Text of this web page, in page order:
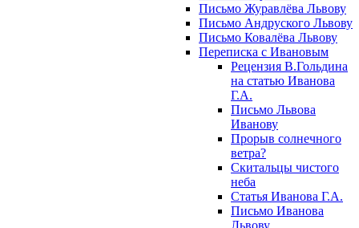
Письмо Журавлёва Львову
Письмо Андруского Львову
Письмо Ковалёва Львову
Переписка с Ивановым
Рецензия В.Гольдина
на статью Иванова
Г.А.
Письмо Львова
Иванову
Прорыв солнечного
ветра?
Скитальцы чистого
неба
Статья Иванова Г.А.
Письмо Иванова
Львову